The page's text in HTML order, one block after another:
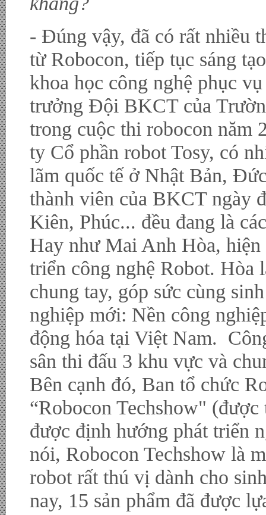
- Đúng vậy, đã có rất nhiều
từ Robocon, tiếp tục sáng
khoa học công nghệ phục
trưởng Đội BKCT của
trong cuộc thi robocon năm
ty Cổ phần robot Tosy, có
lãm quốc tế ở Nhật Bản,
thành viên của BKCT ngày
Kiên, Phúc... đều đang là
Hay như Mai Anh Hòa,
triển công nghệ Robot. Hòa
chung tay, góp sức cùng
nghiệp mới: Nền công
động hóa tại Việt Nam.
sân thi đấu 3 khu vực và
Bên cạnh đó, Ban tổ chức
“Robocon Techshow"
được định hướng phát triển
nói, Robocon Techshow là
robot rất thú vị dành cho
nay, 15 sản phẩm đã được